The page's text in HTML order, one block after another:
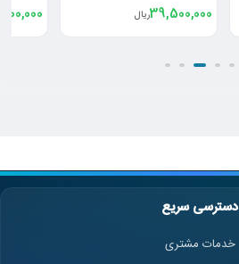
39,500,000ریال
دسترسی سریع
خدمات مشتری